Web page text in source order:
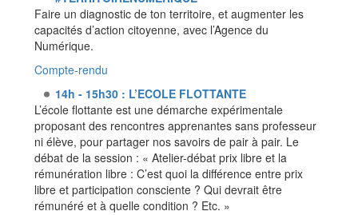
Faire un diagnostic de ton territoire, et augmenter les
capacités d’action citoyenne, avec l’Agence du
Numérique.
Compte-rendu
14h - 15h30 : L’ECOLE FLOTTANTE
L’école flottante est une démarche expérimentale
proposant des rencontres apprenantes sans professeur
ni élève, pour partager nos savoirs de pair à pair. Le
débat de la session : « Atelier-débat prix libre et la
rémunération libre : C’est quoi la différence entre prix
libre et participation consciente ? Qui devrait être
rémunéré et à quelle condition ? Etc. »